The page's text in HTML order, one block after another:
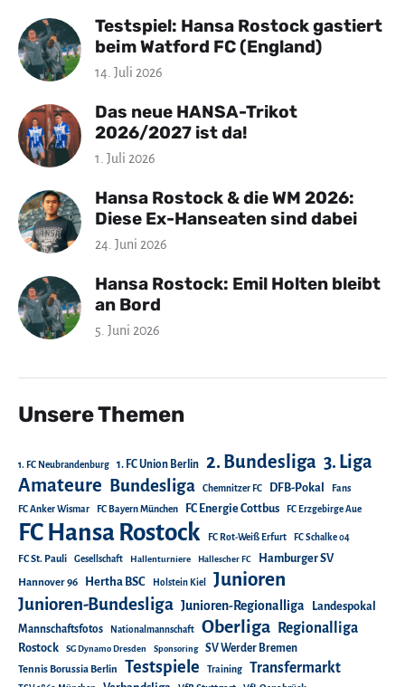
Testspiel: Hansa Rostock gastiert
beim Watford FC (England)
14. Juli 2026
Das neue HANSA-Trikot
2026/2027 ist da!
1. Juli 2026
Hansa Rostock & die WM 2026:
Diese Ex-Hanseaten sind dabei
24. Juni 2026
Hansa Rostock: Emil Holten bleibt
an Bord
5. Juni 2026
Unsere Themen
1. FC Neubrandenburg 1. FC Union Berlin 2. Bundesliga 3. Liga
Amateure Bundesliga Chemnitzer FC DFB-Pokal Fans
FC Anker Wismar FC Bayern München FC Energie Cottbus FC Erzgebirge Aue
FC Hansa Rostock FC Rot-Weiß Erfurt FC Schalke 04
FC St. Pauli Gesellschaft Hallenturniere Hallescher FC Hamburger SV
Hannover 96 Hertha BSC Holstein Kiel Junioren
Junioren-Bundesliga Junioren-Regionalliga
Landespokal
Mannschaftsfotos
Nationalmannschaft Oberliga Regionalliga
Rostock SG Dynamo Dresden Sponsoring SV Werder Bremen
Tennis Borussia Berlin Testspiele Training Transfermarkt